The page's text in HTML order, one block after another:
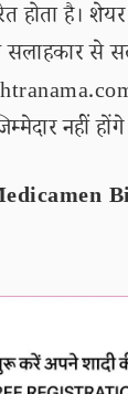
होता है।
सलाहकार से
नहीं